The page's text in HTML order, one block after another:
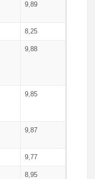
9,89
8,25
9,88
9,85
9,87
9,77
8,95